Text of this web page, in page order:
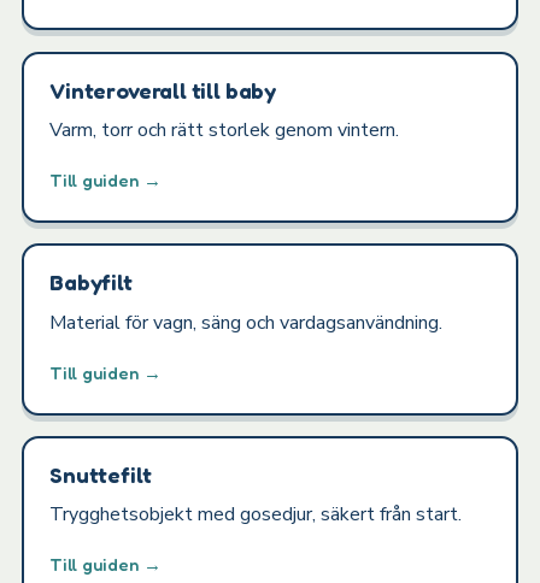
Vinteroverall till baby
Varm, torr och rätt storlek genom vintern.
Till guiden →
Babyfilt
Material för vagn, säng och vardagsanvändning.
Till guiden →
Snuttefilt
Trygghetsobjekt med gosedjur, säkert från start.
Till guiden →